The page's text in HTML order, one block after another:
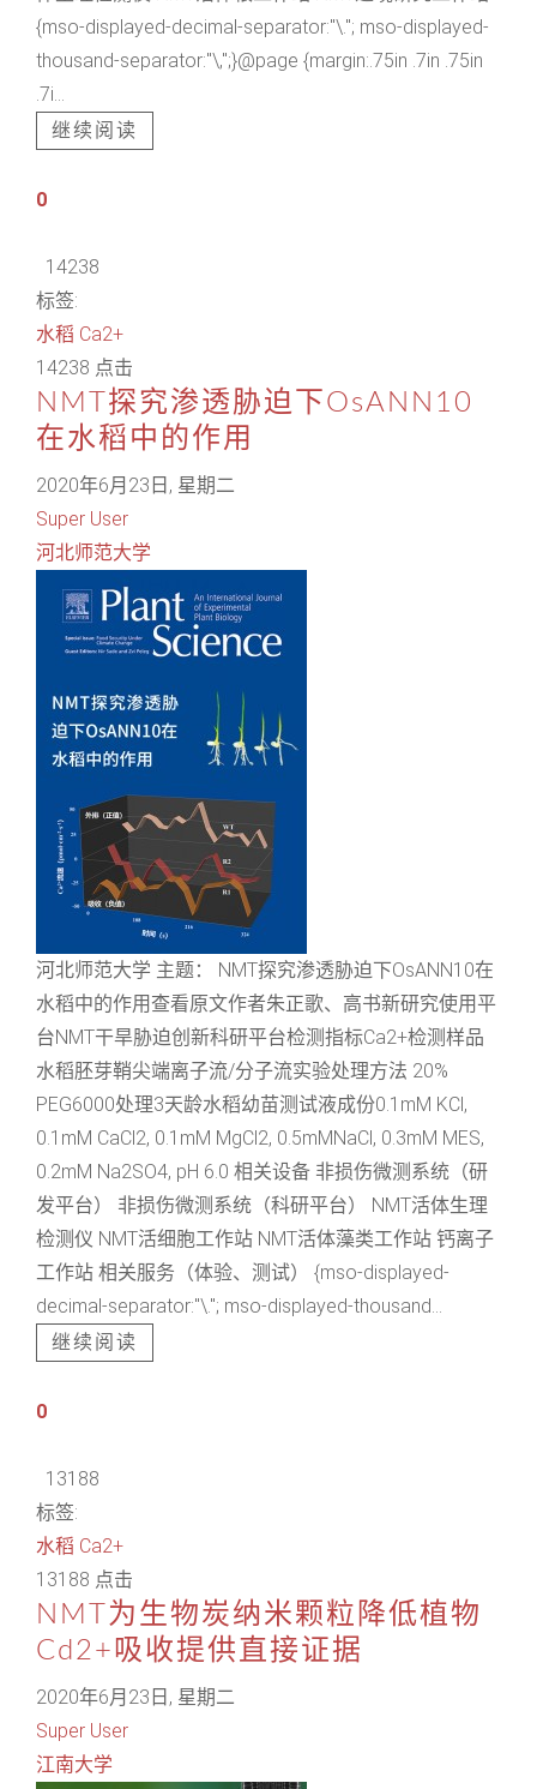
{mso-displayed-decimal-separator:"\."; mso-displayed-
thousand-separator:"\,";}@page {margin:.75in .7in .75in
.7i...
继续阅读
0
14238
标签:
水稻 Ca2+
14238 点击
NMT探究渗透胁迫下OsANN10
在水稻中的作用
2020年6月23日, 星期二
Super User
河北师范大学
河北师范大学 主题： NMT探究渗透胁迫下OsANN10在
水稻中的作用查看原文作者朱正歌、高书新研究使用平
台NMT干旱胁迫创新科研平台检测指标Ca2+检测样品
水稻胚芽鞘尖端离子流/分子流实验处理方法 20%
PEG6000处理3天龄水稻幼苗测试液成份0.1mM KCl,
0.1mM CaCl2, 0.1mM MgCl2, 0.5mMNaCl, 0.3mM MES,
0.2mM Na2SO4, pH 6.0 相关设备 非损伤微测系统（研
发平台） 非损伤微测系统（科研平台） NMT活体生理
检测仪 NMT活细胞工作站 NMT活体藻类工作站 钙离子
工作站 相关服务（体验、测试） {mso-displayed-
decimal-separator:"\."; mso-displayed-thousand...
继续阅读
0
13188
标签:
水稻 Ca2+
13188 点击
NMT为生物炭纳米颗粒降低植物
Cd2+吸收提供直接证据
2020年6月23日, 星期二
Super User
江南大学